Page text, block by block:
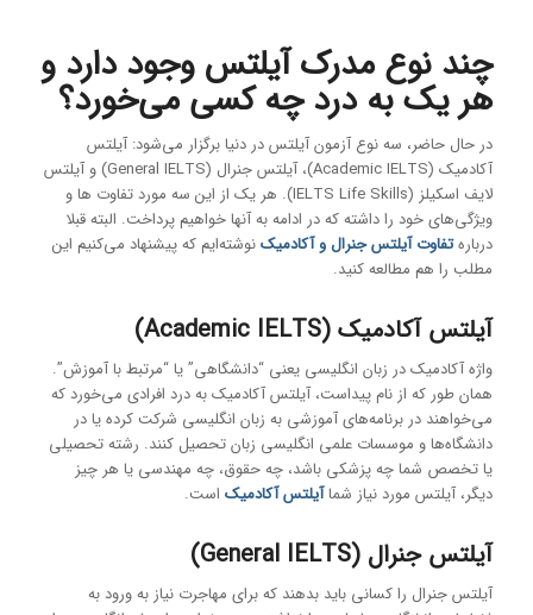
چند نوع مدرک آیلتس وجود دارد و
هر یک به درد چه کسی می‌خورد؟
در حال حاضر، سه نوع آزمون آیلتس در دنیا برگزار می‌شود: آیلتس
آکادمیک (Academic IELTS)، آیلتس جنرال (General IELTS) و آیلتس
لایف اسکیلز (IELTS Life Skills). هر یک از این سه مورد تفاوت ها و
ویژگی‌های خود را داشته که در ادامه به آنها خواهیم پرداخت. البته قبلا
دربارهتفاوت آیلتس جنرال و آکادمیکنوشته‌ایم که پیشنهاد می‌کنیم این
مطلب را هم مطالعه کنید.
آیلتس آکادمیک (Academic IELTS)
واژه آکادمیک در زبان انگلیسی یعنی “دانشگاهی” یا “مرتبط با آموزش”.
همان طور که از نام پیداست، آیلتس آکادمیک به درد افرادی می‌خورد که
می‌خواهند در برنامه‌های آموزشی به زبان انگلیسی شرکت کرده یا در
دانشگاه‌ها و موسسات علمی انگلیسی زبان تحصیل کنند. رشته تحصیلی
یا تخصص شما چه پزشکی باشد، چه حقوق، چه مهندسی یا هر چیز
دیگر، آیلتس مورد نیاز شماآیلتس آکادمیکاست.
آیلتس جنرال (General IELTS)
آیلتس جنرال را کسانی باید بدهند که برای مهاجرت نیاز به ورود به